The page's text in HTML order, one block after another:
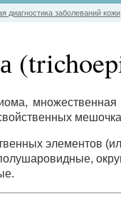
диагностика заболеваний кожи
элементов